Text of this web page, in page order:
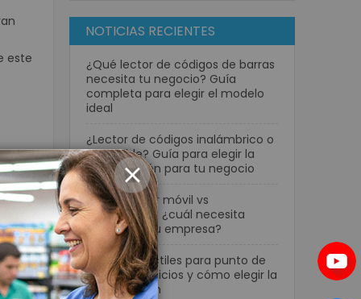
este
NOTICIAS RECIENTES
¿Qué lector de códigos de barras
necesita tu negocio? Guía
completa para elegir el modelo
ideal
¿Lector de códigos inalámbrico o
con cable? Guía para elegir la
mejor opción para tu negocio
Computador móvil vs
smartphone: ¿cuál necesita
realmente tu empresa?
Pantallas táctiles para punto de
venta: beneficios y cómo elegir la
mejor opción
CLOSE